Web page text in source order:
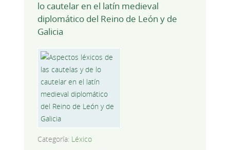
lo cautelar en el latín medieval
diplomático del Reino de León y de
Galicia
Categoría: Léxico